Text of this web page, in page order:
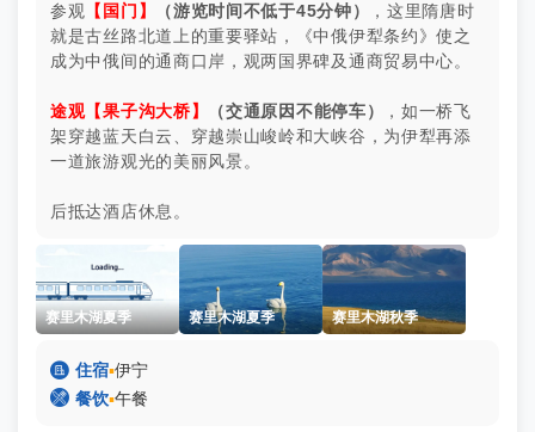
参观 【国门】 （游览时间不低于45分钟）
，这里隋唐时
就是古丝路北道上的重要驿站，《中俄伊犁条约》使之
成为中俄间的通商口岸，观两国界碑及通商贸易中心。
途观【果子沟大桥】 （交通原因不能停车）
，如一桥飞
架穿越蓝天白云、穿越崇山峻岭和大峡谷，为伊犁再添
一道旅游观光的美丽风景。
后抵达酒店休息。
赛里木湖夏季 赛里木湖夏季 赛里木湖秋季
 住宿▪伊宁
 餐饮▪午餐